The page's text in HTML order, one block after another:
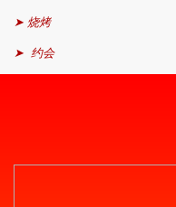
➤ 烧烤
➤ 约会